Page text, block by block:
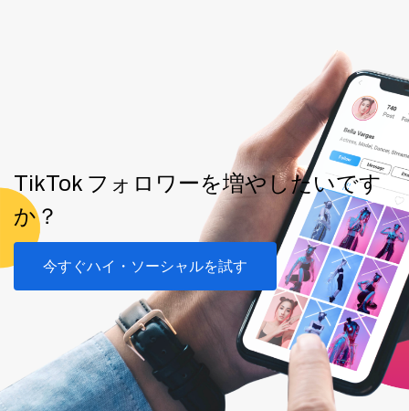
TikTok フォロワーを増やしたいです
か？
今すぐハイ・ソーシャルを試す